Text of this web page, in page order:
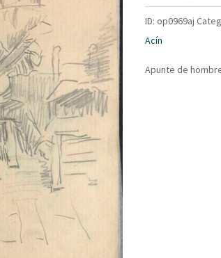
ID:op0969aj
Acín
Apunte de